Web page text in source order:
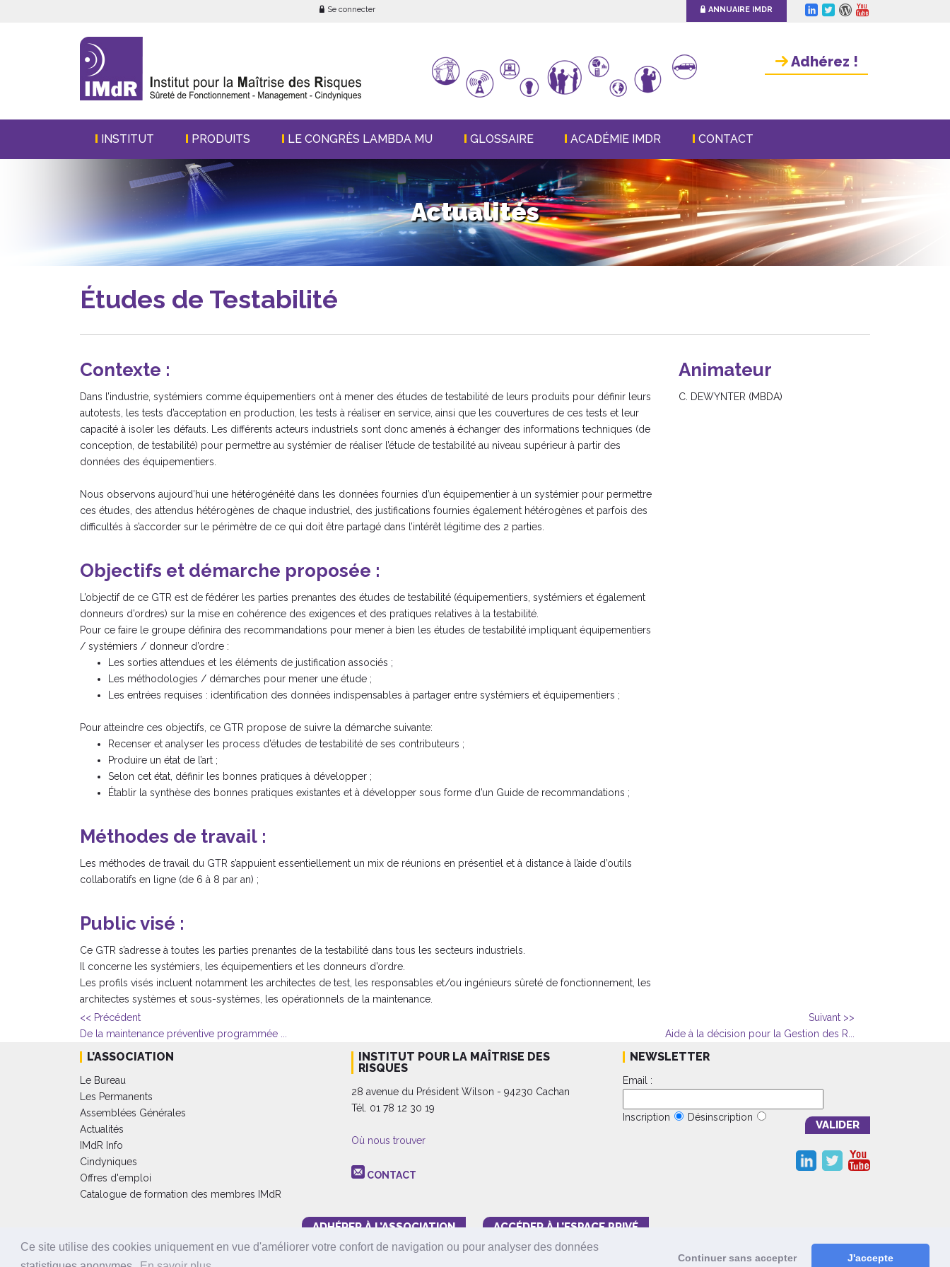
Ce site utilise des cookies uniquement en vue d'améliorer votre confort de navigation ou pour analyser des données
Continuer sans accepter J'accepte
Se connecter ANNUAIRE IMDR
Adhérez !
INSTITUT PRODUITS LE CONGRÈS LAMBDA MU GLOSSAIRE ACADÉMIE IMDR CONTACT
Actualités
Études de Testabilité
Contexte :
Dans l’industrie, systémiers comme équipementiers ont à mener des études de testabilité de leurs produits pour définir leurs
autotests, les tests d’acceptation en production, les tests à réaliser en service, ainsi que les couvertures de ces tests et leur
capacité à isoler les défauts. Les différents acteurs industriels sont donc amenés à échanger des informations techniques (de
conception, de testabilité) pour permettre au systémier de réaliser l’étude de testabilité au niveau supérieur à partir des
données des équipementiers.
Nous observons aujourd’hui une hétérogénéité dans les données fournies d’un équipementier à un systémier pour permettre
ces études, des attendus hétérogènes de chaque industriel, des justifications fournies également hétérogènes et parfois des
difficultés à s’accorder sur le périmètre de ce qui doit être partagé dans l’intérêt légitime des 2 parties.
Objectifs et démarche proposée :
L’objectif de ce GTR est de fédérer les parties prenantes des études de testabilité (équipementiers, systémiers et également
donneurs d’ordres) sur la mise en cohérence des exigences et des pratiques relatives à la testabilité.
Pour ce faire le groupe définira des recommandations pour mener à bien les études de testabilité impliquant équipementiers
/ systémiers / donneur d’ordre :
Les sorties attendues et les éléments de justification associés ;
Les méthodologies / démarches pour mener une étude ;
Les entrées requises : identification des données indispensables à partager entre systémiers et équipementiers ;
Pour atteindre ces objectifs, ce GTR propose de suivre la démarche suivante:
Recenser et analyser les process d’études de testabilité de ses contributeurs ;
Produire un état de l’art ;
Selon cet état, définir les bonnes pratiques à développer ;
Établir la synthèse des bonnes pratiques existantes et à développer sous forme d’un Guide de recommandations ;
Méthodes de travail :
Les méthodes de travail du GTR s’appuient essentiellement un mix de réunions en présentiel et à distance à l’aide d’outils
collaboratifs en ligne (de 6 à 8 par an) ;
Public visé :
Ce GTR s’adresse à toutes les parties prenantes de la testabilité dans tous les secteurs industriels.
Il concerne les systémiers, les équipementiers et les donneurs d’ordre.
Les profils visés incluent notamment les architectes de test, les responsables et/ou ingénieurs sûreté de fonctionnement, les
architectes systèmes et sous-systèmes, les opérationnels de la maintenance.
Animateur
C. DEWYNTER (MBDA)
<< Précédent
De la maintenance préventive programmée ...
Suivant >>
Aide à la décision pour la Gestion des R...
L’ASSOCIATION
Le Bureau
Les Permanents
Assemblées Générales
Actualités
IMdR Info
Cindyniques
Offres d'emploi
Catalogue de formation des membres IMdR
INSTITUT POUR LA MAÎTRISE DES
RISQUES
28 avenue du Président Wilson - 94230 Cachan
Tél. 01 78 12 30 19
Où nous trouver
CONTACT
NEWSLETTER
Email :
Inscription Désinscription
ADHÉRER À L’ASSOCIATION ACCÉDER À L’ESPACE PRIVÉ
Mentions légales -Condition générales de vente